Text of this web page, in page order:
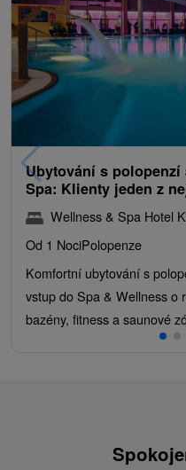
Ubytování s
Spa: Klienty jeden z
Wellness & Spa Hotel
Od 1 NociPolopenze
Komfortní ubytování s
vstup do Spa & Wellness o
bazény, fitness a saunové